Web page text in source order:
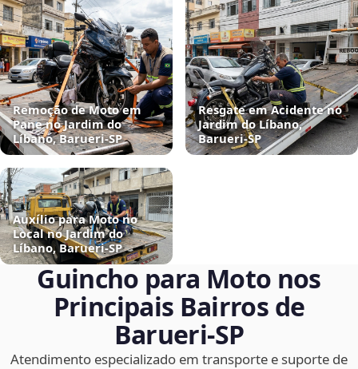
Remoção de Moto em
Pane no Jardim do
Líbano, Barueri‑SP
Resgate em Acidente no
Jardim do Líbano,
Barueri‑SP
Auxílio para Moto no
Local no Jardim do
Líbano, Barueri‑SP
Guincho para Moto nos
Principais Bairros de
Barueri‑SP
Atendimento especializado em transporte e suporte de